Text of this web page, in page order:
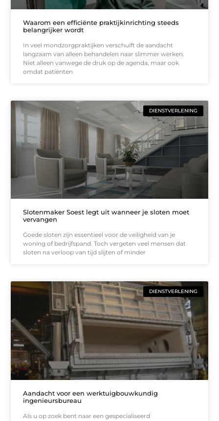
Waarom een efficiënte praktijkinrichting steeds
belangrijker wordt
In veel mondzorgpraktijken verschuift de aandacht
langzaam van alleen behandelen naar slimmer werken.
Niet alleen vanwege de druk op de agenda, maar ook
omdat patiënten
DIENSTVERLENING
Slotenmaker Soest legt uit wanneer je sloten moet
vervangen
Goede sloten zijn essentieel voor de veiligheid van je
woning of bedrijfspand. Toch vergeten veel mensen dat
sloten na verloop van tijd slijten of minder
DIENSTVERLENING
Aandacht voor een werktuigbouwkundig
ingenieursbureau
Als u op zoek bent naar een gespecialiseerd